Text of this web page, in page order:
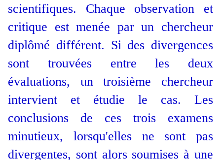
scientifiques. Chaque observation et
critique est menée par un chercheur
diplômé différent. Si des divergences
sont trouvées entre les deux
évaluations, un troisième chercheur
intervient et étudie le cas. Les
conclusions de ces trois examens
minutieux, lorsqu'elles ne sont pas
divergentes, sont alors soumises à une